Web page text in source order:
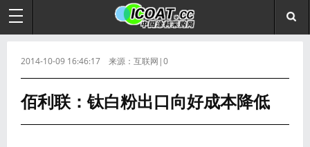
2014-10-09 16:46:17 来源：互联网|0
佰利联：钛白粉出口向好成本降低